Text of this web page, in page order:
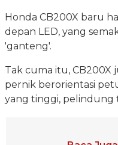
Honda CB200X baru
depan LED, yang
'ganteng'.
Tak cuma itu, CB200X
pernik berorientasi
yang tinggi, pelindung